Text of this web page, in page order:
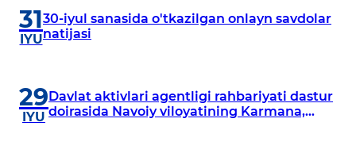
31
IYU
30-iyul sanasida o'tkazilgan onlayn savdolar
natijasi
29
IYU
Davlat aktivlari agentligi rahbariyati dastur
doirasida Navoiy viloyatining Karmana,